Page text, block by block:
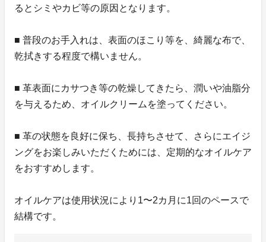
るとシミやカビ等の原因となります。
■ 普段のお手入れは、表面のほこり等を、綺麗な布で、
乾拭きする程度で構いません。
■ 革表面にカサつき等の乾燥してきたら、潤いや油脂分
を与えるため、オイルクリームを塗ってください。
■ 革の状態を良好に保ち、長持ちさせて、さらにエイジ
ングをお楽しみいただくためには、定期的なオイルケア
をおすすめします。
オイルケアは使用状況により1〜2カ月に1回のペースで
結構です。